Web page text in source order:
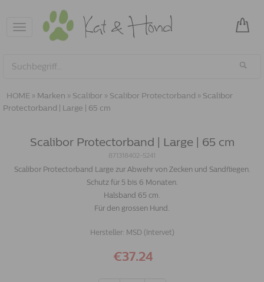
Toggle
navigation
HOME » Marken » Scalibor » Scalibor Protectorband » Scalibor
Protectorband | Large | 65 cm
Scalibor Protectorband | Large | 65 cm
871318402-5241
Scalibor Protectorband Large zur Abwehr von Zecken und Sandfliegen.
Schutz für 5 bis 6 Monaten.
Halsband 65 cm.
Für den grossen Hund.
Hersteller: MSD (Intervet)
€37.24